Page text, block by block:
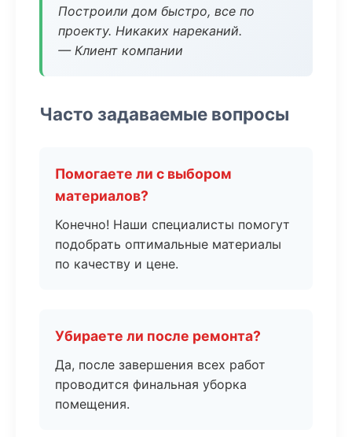
Построили дом быстро, все по
проекту. Никаких нареканий.
— Клиент компании
Часто задаваемые вопросы
Помогаете ли с выбором
материалов?
Конечно! Наши специалисты помогут
подобрать оптимальные материалы
по качеству и цене.
Убираете ли после ремонта?
Да, после завершения всех работ
проводится финальная уборка
помещения.